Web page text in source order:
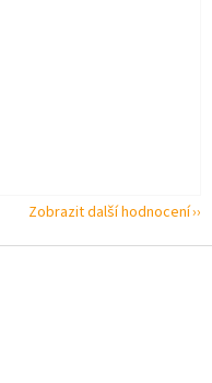
5 hvězdiček.
Zobrazit další hodnocení